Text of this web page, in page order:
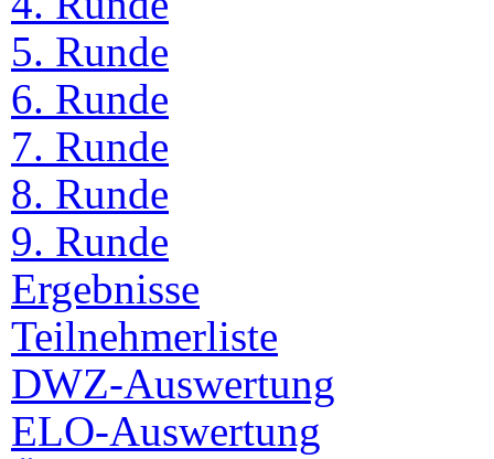
5. Runde
6. Runde
7. Runde
8. Runde
9. Runde
Ergebnisse
Teilnehmerliste
DWZ-Auswertung
ELO-Auswertung